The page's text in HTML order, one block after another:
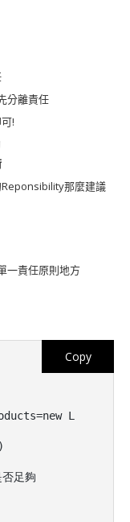
分離責任
!
那麼建議
一責任原則地方
Copy